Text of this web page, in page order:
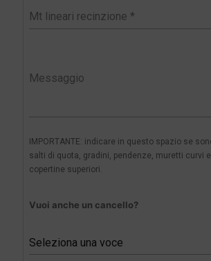
IMPORTANTE: indicare in questo spazio se
salti di quota, gradini, pendenze, muretti curvi
copertine superiori.
Vuoi anche un cancello?
Seleziona una voce